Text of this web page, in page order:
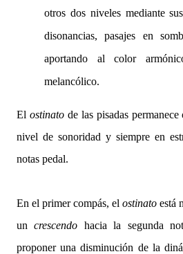
otros dos niveles mediante
disonancias, pasajes en
aportando al color
melancólico.
El ostinatode las pisadas
nivel de sonoridad y siempre en
notas pedal.
En el primer compás, el ostinato está
uncrescendo hacia la segunda
proponer una disminución de la